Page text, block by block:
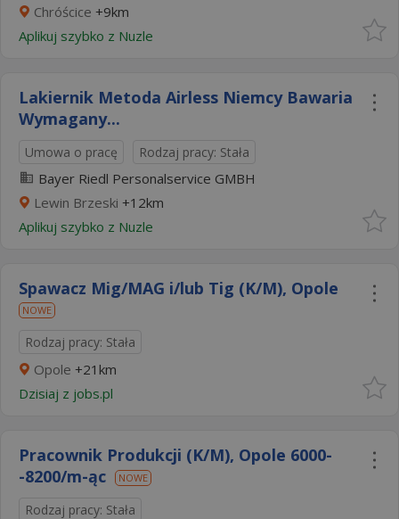
Chróścice +9km
Aplikuj szybko z Nuzle
Lakiernik Metoda Airless Niemcy Bawaria
Wymagany...
Umowa o pracę Rodzaj pracy: Stała
Bayer Riedl Personalservice GMBH
Lewin Brzeski +12km
Aplikuj szybko z Nuzle
Spawacz Mig/MAG i/lub Tig (K/M), Opole
NOWE
Rodzaj pracy: Stała
Opole +21km
Dzisiaj z jobs.pl
Pracownik Produkcji (K/M), Opole 6000-
-8200/m-ąc
NOWE
Rodzaj pracy: Stała